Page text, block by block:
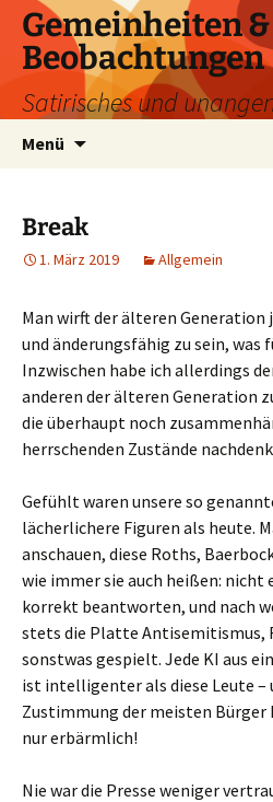
Zum
Inhalt
springen
Gemeinheiten &
Beobachtungen
Satirisches und
Menü
Break
1. März 2019 Allgemein
Man wirft der älteren Generation
und änderungsfähig zu sein, was
Inzwischen habe ich allerdings
anderen der älteren Generation
die überhaupt noch
herrschenden Zustände
Gefühlt waren unsere so
lächerlichere Figuren als heute.
anschauen, diese Roths,
wie immer sie auch heißen: nicht
korrekt beantworten, und nach
stets die Platte Antisemitismus,
sonstwas gespielt. Jede KI aus
ist intelligenter als diese Leute
Zustimmung der meisten Bürger
nur erbärmlich!
Nie war die Presse weniger